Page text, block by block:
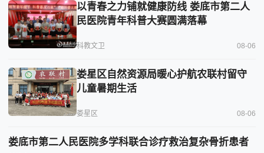
以青春之力铺就健康防线 娄底市第二人
民医院青年科普大赛圆满落幕
科教文卫 08-06
娄星区自然资源局暖心护航农联村留守
儿童暑期生活
娄星区 08-06
娄底市第二人民医院多学科联合诊疗救治复杂骨折患者